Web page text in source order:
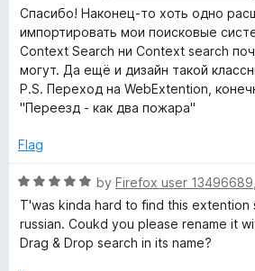
a
t
e
d
5
o
t
f
5
Спасибо! Наконец-то хоть одно
импортировать мои поисковые
Context Search ни Context search
могут. Да ещё и дизайн такой
P.S. Переход на WebExtention,
"Переезд - как два пожара"
Flag
R
a
t
e
by Firefox user 13496689
T'was kinda hard to find this extention
russian. Coukd you please rename it
Drag & Drop search in its name?